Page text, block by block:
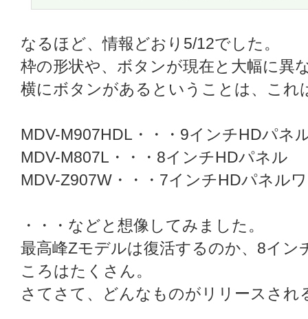
なるほど、情報どおり5/12でした。
枠の形状や、ボタンが現在と大幅に異
横にボタンがあるということは、これ
MDV-M907HDL・・・9インチHDパネ
MDV-M807L・・・8インチHDパネル
MDV-Z907W・・・7インチHDパネル
・・・などと想像してみました。
最高峰Zモデルは復活するのか、8イ
ころはたくさん。
さてさて、どんなものがリリースされ